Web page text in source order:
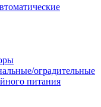
оградительные
питания